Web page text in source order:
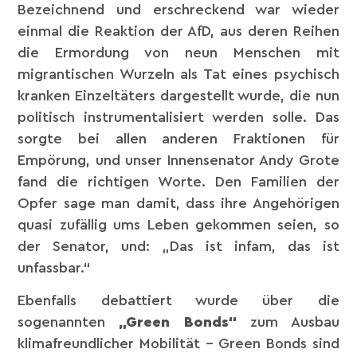
Bezeichnend und erschreckend war wieder
einmal die Reaktion der AfD, aus deren Reihen
die Ermordung von neun Menschen mit
migrantischen Wurzeln als Tat eines psychisch
kranken Einzeltäters dargestellt wurde, die nun
politisch instrumentalisiert werden solle. Das
sorgte bei allen anderen Fraktionen für
Empörung, und unser Innensenator Andy Grote
fand die richtigen Worte. Den Familien der
Opfer sage man damit, dass ihre Angehörigen
quasi zufällig ums Leben gekommen seien, so
der Senator, und: „Das ist infam, das ist
unfassbar.“
Ebenfalls debattiert wurde über die
sogenannten „Green Bonds“ zum Ausbau
klimafreundlicher Mobilität – Green Bonds sind